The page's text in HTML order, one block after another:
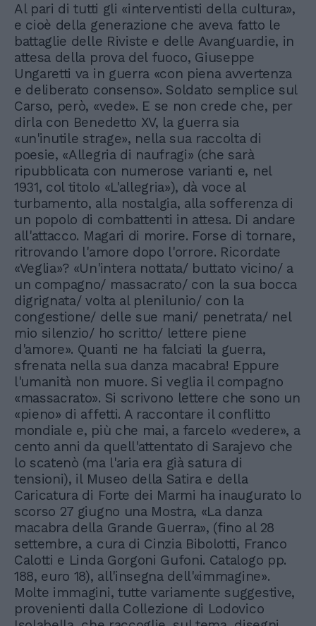
Al pari di tutti gli «interventisti della cultura»,
e cioè della generazione che aveva fatto le
battaglie delle Riviste e delle Avanguardie, in
attesa della prova del fuoco, Giuseppe
Ungaretti va in guerra «con piena avvertenza
e deliberato consenso». Soldato semplice sul
Carso, però, «vede». E se non crede che, per
dirla con Benedetto XV, la guerra sia
«un'inutile strage», nella sua raccolta di
poesie, «Allegria di naufragi» (che sarà
ripubblicata con numerose varianti e, nel
1931, col titolo «L'allegria»), dà voce al
turbamento, alla nostalgia, alla sofferenza di
un popolo di combattenti in attesa. Di andare
all'attacco. Magari di morire. Forse di tornare,
ritrovando l'amore dopo l'orrore. Ricordate
«Veglia»? «Un'intera nottata/ buttato vicino/ a
un compagno/ massacrato/ con la sua bocca
digrignata/ volta al plenilunio/ con la
congestione/ delle sue mani/ penetrata/ nel
mio silenzio/ ho scritto/ lettere piene
d'amore». Quanti ne ha falciati la guerra,
sfrenata nella sua danza macabra! Eppure
l'umanità non muore. Si veglia il compagno
«massacrato». Si scrivono lettere che sono un
«pieno» di affetti. A raccontare il conflitto
mondiale e, più che mai, a farcelo «vedere», a
cento anni da quell'attentato di Sarajevo che
lo scatenò (ma l'aria era già satura di
tensioni), il Museo della Satira e della
Caricatura di Forte dei Marmi ha inaugurato lo
scorso 27 giugno una Mostra, «La danza
macabra della Grande Guerra», (fino al 28
settembre, a cura di Cinzia Bibolotti, Franco
Calotti e Linda Gorgoni Gufoni. Catalogo pp.
188, euro 18), all'insegna dell'«immagine».
Molte immagini, tutte variamente suggestive,
provenienti dalla Collezione di Lodovico